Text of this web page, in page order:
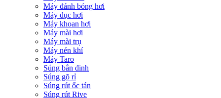
Máy đánh bóng hơi
Máy đục hơi
Máy khoan hơi
Máy mài hơi
Máy mài trụ
Máy nén khí
Máy Taro
Súng bắn đinh
Súng gõ rỉ
Súng rút ốc tán
Súng rút Rive